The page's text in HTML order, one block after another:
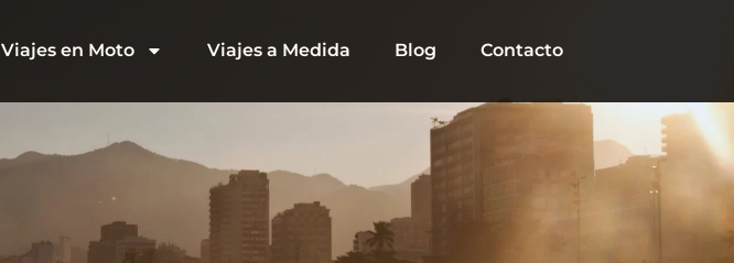
Viajes en Moto Viajes a Medida Blog Contacto